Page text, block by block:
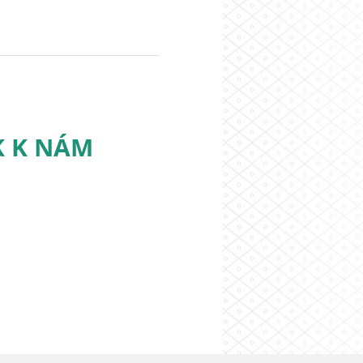
K NÁM